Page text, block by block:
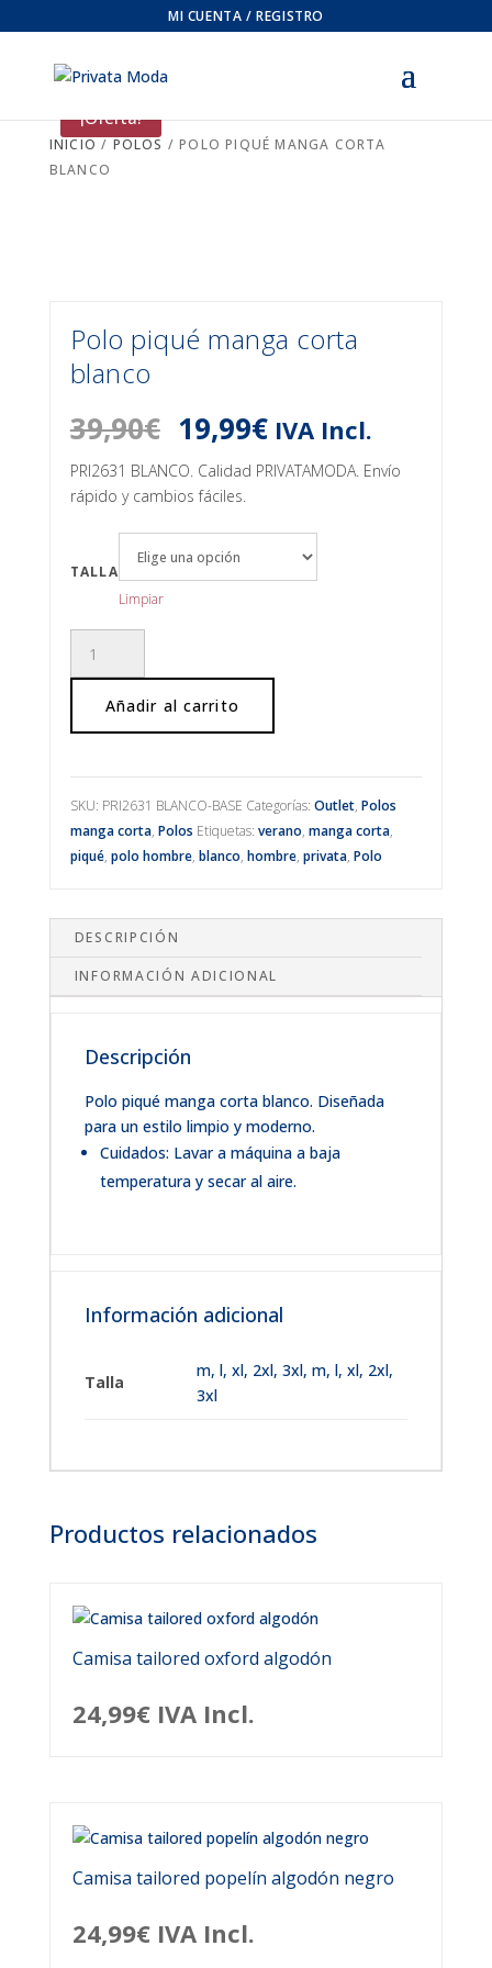
MI CUENTA / REGISTRO
INICIO / POLOS / POLO PIQUÉ MANGA CORTA
BLANCO
¡Oferta!
Polo piqué manga corta
blanco
39,90€ El
precio
original
era:
39,90€.
19,99€El
precio
actual
19,99€.
IVA Incl.
PRI2631 BLANCO. Calidad PRIVATAMODA. Envío
rápido y cambios fáciles.
TALLA
Limpiar
piqué
corta
Añadir al carrito
SKU: PRI2631 BLANCO-BASE Categorías: Outlet, Polos
manga corta, Polos Etiquetas: verano, manga corta,
piqué, polo hombre, blanco, hombre, privata, Polo
DESCRIPCIÓN
INFORMACIÓN ADICIONAL
Descripción
Polo piqué manga corta blanco. Diseñada
para un estilo limpio y moderno.
Cuidados: Lavar a máquina a baja
temperatura y secar al aire.
Información adicional
Talla
m, l, xl, 2xl, 3xl, m, l, xl, 2xl,
3xl
Productos relacionados
Camisa tailored oxford algodón
24,99€ IVA Incl.
Camisa tailored popelín algodón negro
24,99€ IVA Incl.